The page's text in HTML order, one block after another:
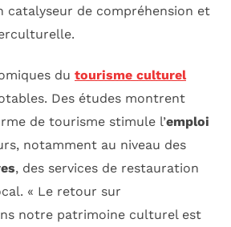
catalyseur de compréhension et
du tourisme culturel
Des études montrent
de tourisme stimule l’emploi
notamment au niveau des
, des services de restauration
« Le retour sur
notre patrimoine culturel est